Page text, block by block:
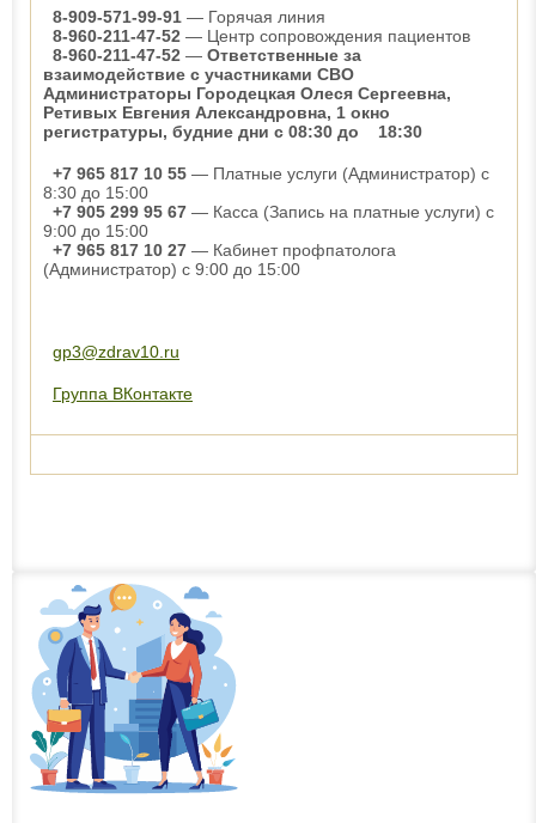
8-909-571-99-91 — Горячая линия
8-960-211-47-52 — Центр сопровождения пациентов
8-960-211-47-52 — Ответственные за
взаимодействие с участниками СВО
Администраторы Городецкая Олеся Сергеевна,
Ретивых Евгения Александровна, 1 окно
регистратуры, будние дни с 08:30 до 18:30
+7 965 817 10 55 — Платные услуги (Администратор) с
8:30 до 15:00
+7 905 299 95 67 — Касса (Запись на платные услуги) с
9:00 до 15:00
+7 965 817 10 27 — Кабинет профпатолога
(Администратор) с 9:00 до 15:00
gp3@zdrav10.ru
Группа ВКонтакте